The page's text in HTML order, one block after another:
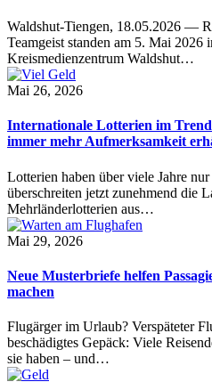
Waldshut-Tiengen, 18.05.2026 —
Teamgeist standen am 5. Mai 2026
Kreismedienzentrum Waldshut…
Mai 26, 2026
Internationale Lotterien im
immer mehr Aufmerksamkeit
Lotterien haben über viele Jahre
überschreiten jetzt zunehmend die
Mehrländerlotterien aus…
Mai 29, 2026
Neue Musterbriefe helfen
machen
Flugärger im Urlaub? Verspäteter
beschädigtes Gepäck: Viele
sie haben – und…